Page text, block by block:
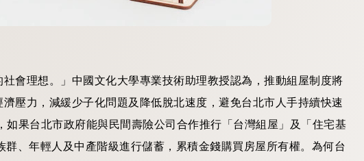
會理想。」中國文化大學專業技術助理教授認為，推動組屋制度將
壓力，減緩少子化問題及降低脫北速度，避免台北市人手持續快速
果台北市政府能與民間壽險公司合作推行「台灣組屋」及「住宅基
群、年輕人及中產階級進行儲蓄，累積金錢購買房屋所有權。為何台